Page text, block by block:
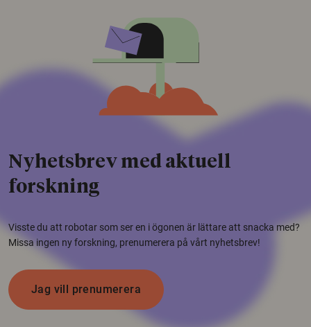
Nyhetsbrev med aktuell
forskning
Visste du att robotar som ser en i ögonen är lättare att snacka med?
Missa ingen ny forskning, prenumerera på vårt nyhetsbrev!
Jag vill prenumerera